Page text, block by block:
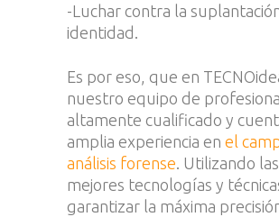
-Luchar contra la
identidad.
Es por eso, que en
nuestro equipo de
altamente cualificado y
amplia experiencia en el
análisis forense . Utilizando las
mejores tecnologías y
garantizar la máxima